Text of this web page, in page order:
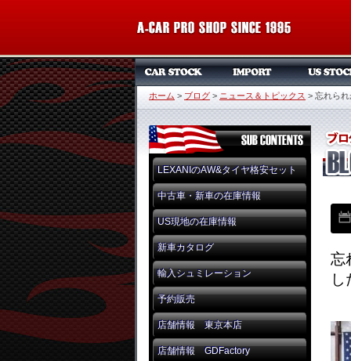
ホーム > ブログ > ニュース＆トピックス > 忘れら
LEXANIのAW&タイヤ格安セット
中古車・新車の在庫情報
US現地の在庫情報
新車カタログ
輸入シュミレーション
予約販売
店舗情報 東京本店
店舗情報 GDFactory
忘
し